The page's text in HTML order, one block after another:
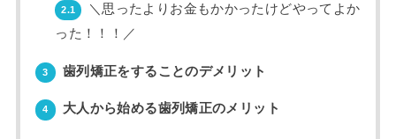
2.1
＼思ったよりお金もかかったけどやってよか
った！！！／
3 歯列矯正をすることのデメリット
4 大人から始める歯列矯正のメリット